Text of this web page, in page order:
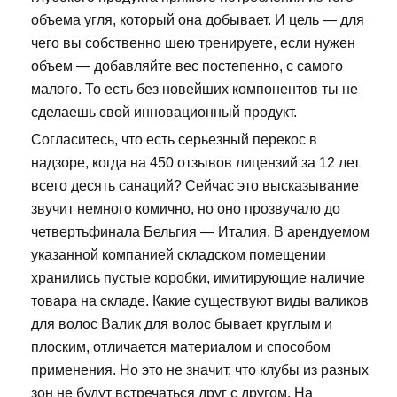
объема угля, который она добывает. И цель — для
чего вы собственно шею тренируете, если нужен
объем — добавляйте вес постепенно, с самого
малого. То есть без новейших компонентов ты не
сделаешь свой инновационный продукт.
Согласитесь, что есть серьезный перекос в
надзоре, когда на 450 отзывов лицензий за 12 лет
всего десять санаций? Сейчас это высказывание
звучит немного комично, но оно прозвучало до
четвертьфинала Бельгия — Италия. В арендуемом
указанной компанией складском помещении
хранились пустые коробки, имитирующие наличие
товара на складе. Какие существуют виды валиков
для волос Валик для волос бывает круглым и
плоским, отличается материалом и способом
применения. Но это не значит, что клубы из разных
зон не будут встречаться друг с другом. На